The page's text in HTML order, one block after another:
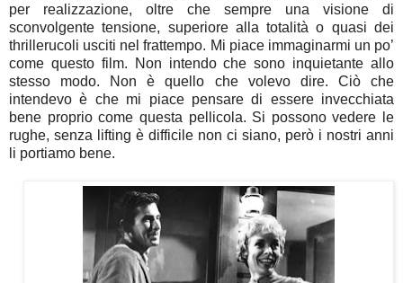
per realizzazione, oltre che sempre una visione di
sconvolgente tensione, superiore alla totalità o quasi dei
thrillerucoli usciti nel frattempo. Mi piace immaginarmi un po’
come questo film. Non intendo che sono inquietante allo
stesso modo. Non è quello che volevo dire. Ciò che
intendevo è che mi piace pensare di essere invecchiata
bene proprio come questa pellicola. Si possono vedere le
rughe, senza lifting è difficile non ci siano, però i nostri anni
li portiamo bene.